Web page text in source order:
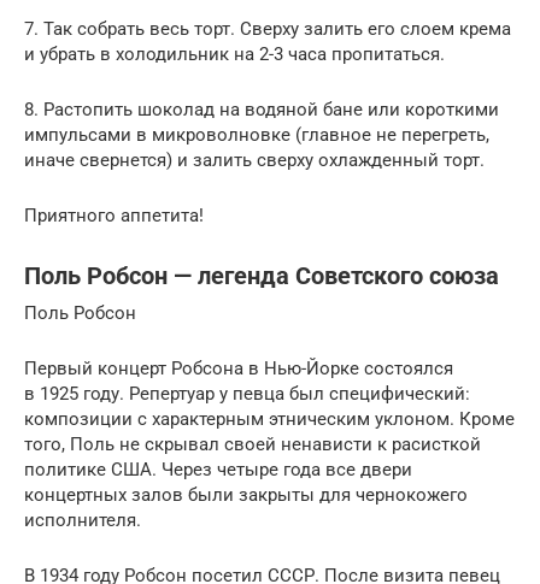
7. Так собрать весь торт. Сверху залить его слоем крема
и убрать в холодильник на 2-3 часа пропитаться.
8. Растопить шоколад на водяной бане или короткими
импульсами в микроволновке (главное не перегреть,
иначе свернется) и залить сверху охлажденный торт.
Приятного аппетита!
Поль Робсон — легенда Советского союза
Поль Робсон
Первый концерт Робсона в Нью-Йорке состоялся
в 1925 году. Репертуар у певца был специфический:
композиции с характерным этническим уклоном. Кроме
того, Поль не скрывал своей ненависти к расисткой
политике США. Через четыре года все двери
концертных залов были закрыты для чернокожего
исполнителя.
В 1934 году Робсон посетил СССР. После визита певец